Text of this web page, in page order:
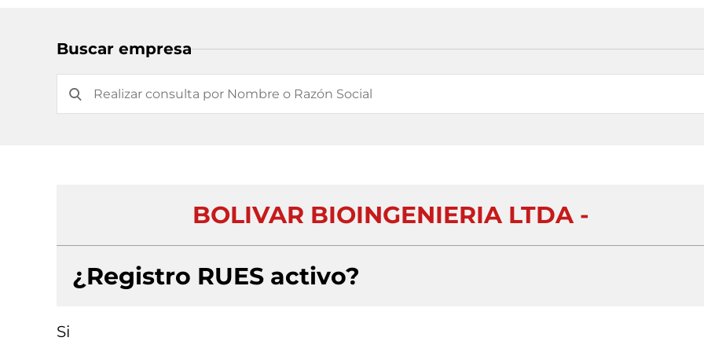
Buscar empresa
BOLIVAR BIOINGENIERIA LTDA -
¿Registro RUES activo?
Si